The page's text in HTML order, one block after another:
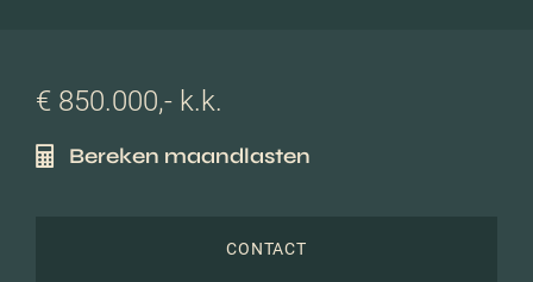
€ 850.000,- k.k.
Bereken maandlasten
CONTACT